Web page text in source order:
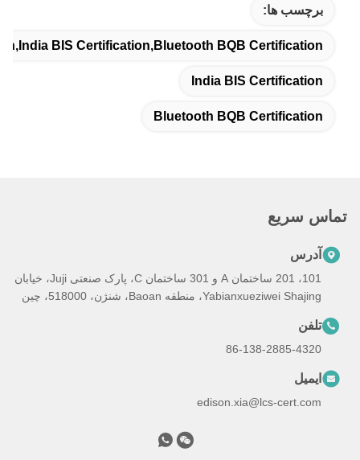
برچسب ها:
BIS Certification,Bluetooth BQB Certification
India BIS Certification
Bluetooth BQB Certification
تماس سریع
آدرس
101، 201 ساختمان A و 301 ساختمان C، پارک صنعتی Juji، خیابان
Yabianxueziwei Shajing، منطقه Baoan، شنژن، 518000، چین
تلفن
86-138-2885-4320
ایمیل
edison.xia@lcs-cert.com